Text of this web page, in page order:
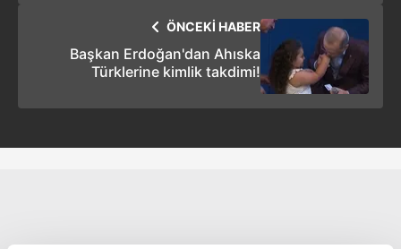
ÖNCEKİ HABER
Başkan Erdoğan'dan Ahıska
Türklerine kimlik takdimi!